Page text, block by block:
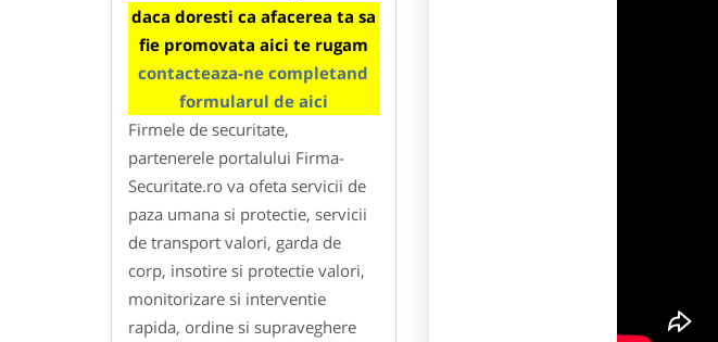
daca doresti ca afacerea ta sa
fie promovata aici te rugam
contacteaza-ne completand
formularul de aici
Firmele de securitate,
partenerele portalului Firma-
Securitate.ro va ofeta servicii de
paza umana si protectie, servicii
de transport valori, garda de
corp, insotire si protectie valori,
monitorizare si interventie
rapida, ordine si supraveghere